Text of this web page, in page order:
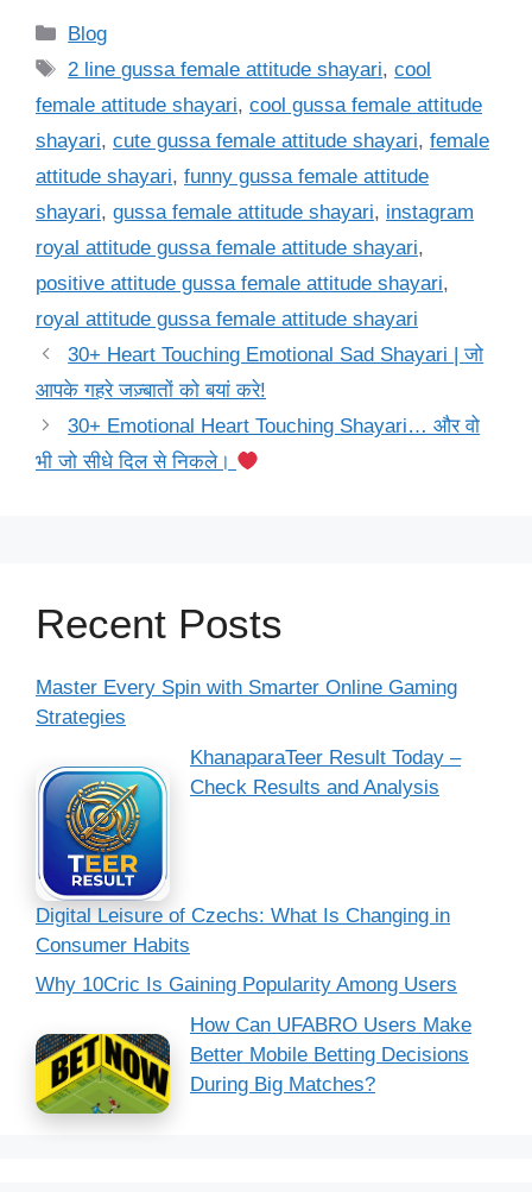
Categories
Blog
Tags
2 line gussa female attitude shayari,cool
female attitude shayari, cool gussa female attitude
shayari, cute gussa female attitude shayari, female
attitude shayari, funny gussa female attitude
shayari, gussa female attitude shayari, instagram
royal attitude gussa female attitude shayari,
positive attitude gussa female attitude shayari,
royal attitude gussa female attitude shayari
30+ Heart Touching Emotional Sad Shayari | जो
आपके गहरे जज़्बातों को बयां करे!
30+ Emotional Heart Touching Shayari… और वो
भी जो सीधे दिल से निकले।
Recent Posts
Master Every Spin with Smarter Online Gaming
Strategies
KhanaparaTeer Result Today –
Check Results and Analysis
Digital Leisure of Czechs: What Is Changing in
Consumer Habits
Why 10Cric Is Gaining Popularity Among Users
How Can UFABRO Users Make
Better Mobile Betting Decisions
During Big Matches?